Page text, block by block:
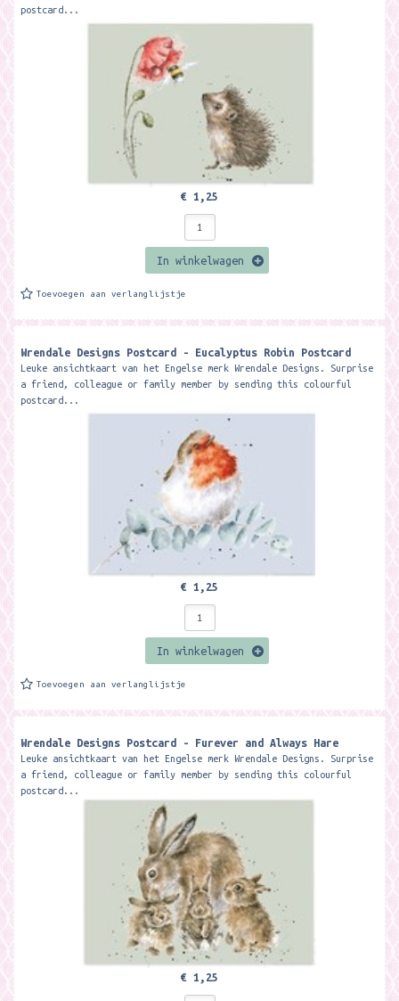
postcard...
€ 1,25
In winkelwagen
Toevoegen aan verlanglijstje
Wrendale Designs Postcard - Eucalyptus Robin Postcard
Leuke ansichtkaart van het Engelse merk Wrendale Designs. Surprise
a friend, colleague or family member by sending this colourful
postcard...
€ 1,25
In winkelwagen
Toevoegen aan verlanglijstje
Wrendale Designs Postcard - Furever and Always Hare
Leuke ansichtkaart van het Engelse merk Wrendale Designs. Surprise
a friend, colleague or family member by sending this colourful
postcard...
€ 1,25